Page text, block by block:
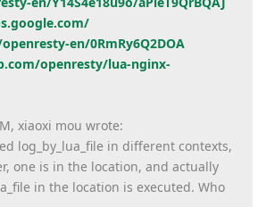
en/0RmRy6Q2DOA
openresty/lua-nginx-
xiaoxi mou wrote:
log_by_lua_file in different contexts,
one is in the location, and actually
in the location is executed. Who